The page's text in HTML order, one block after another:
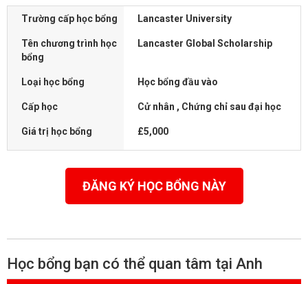
Trường cấp học bổng Lancaster University
Tên chương trình học
bổng
Lancaster Global Scholarship
Loại học bổng Học bổng đầu vào
Cấp học Cử nhân , Chứng chỉ sau đại học
Giá trị học bổng £5,000
ĐĂNG KÝ HỌC BỔNG NÀY
Học bổng bạn có thể quan tâm tại Anh